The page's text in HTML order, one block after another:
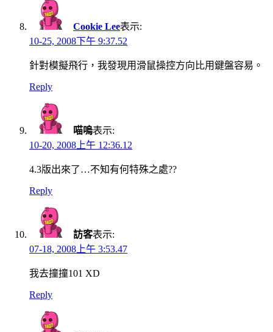
Cookie Lee表示:
10-25, 2008下午 9:37.52
針對模擬飛行，我發現用滑鼠操控方向比用鍵盤容易。
Reply
喵嗚表示:
10-20, 2008上午 12:36.12
4.3版出來了…不知有何特殊之處??
Reply
訪客表示:
07-18, 2008上午 3:53.47
我去撞撞101 XD
Reply